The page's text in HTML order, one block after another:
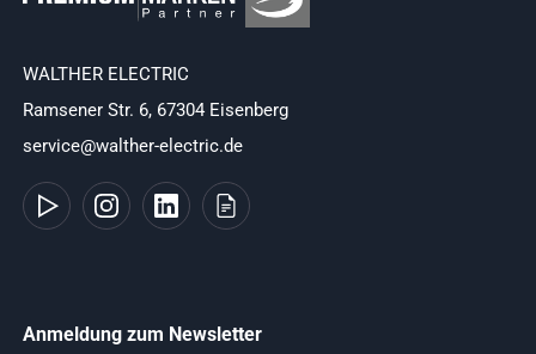
WALTHER ELECTRIC
Ramsener Str. 6, 67304 Eisenberg
service@walther-electric.de
Anmeldung zum Newsletter